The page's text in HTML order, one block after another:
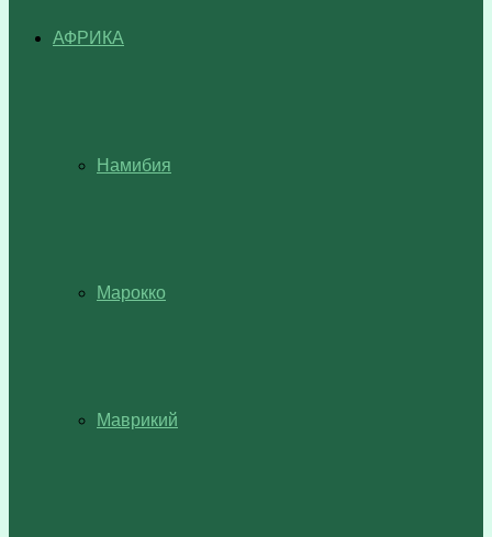
АФРИКА
Намибия
Марокко
Маврикий